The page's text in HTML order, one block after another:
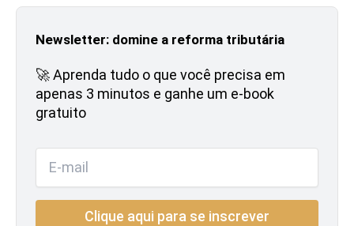
Newsletter: domine a reforma tributária
🚀 Aprenda tudo o que você precisa em
apenas 3 minutos e ganhe um e-book
gratuito